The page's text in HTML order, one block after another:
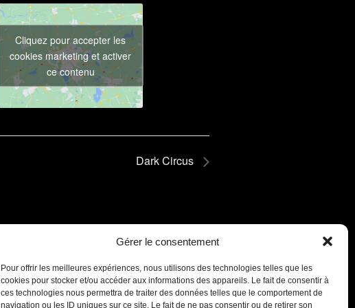
Gérer le consentement
Pour offrir les meilleures expériences, nous utilisons des technologies telles que les
cookies pour stocker et/ou accéder aux informations des appareils. Le fait de consentir à
ces technologies nous permettra de traiter des données telles que le comportement de
navigation ou les ID uniques sur ce site. Le fait de ne pas consentir ou de retirer son
Cliquez pour accepter les
cookies marketing et activer
ce contenu
Dark Circus